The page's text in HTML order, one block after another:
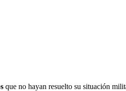
s que no hayan resuelto su situación